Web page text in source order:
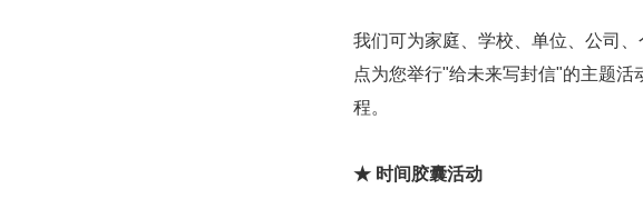
我们可为家庭、学校、单位、公司
点为您举行"给未来写封信"的主题
程。
★ 时间胶囊活动